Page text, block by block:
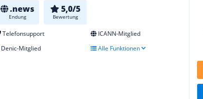
.news
Endung
5,0/5
Bewertung
Telefonsupport
ICANN-Mitglied
Denic-Mitglied
Alle Funktionen